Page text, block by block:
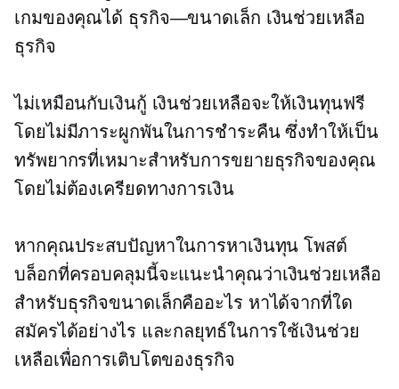
เกมของคุณได้ ธุรกิจ—ขนาดเล็ก เงินช่วยเหลือ
ธุรกิจ
ไม่เหมือนกับเงินกู้ เงินช่วยเหลือจะให้เงินทุนฟรี
โดยไม่มีภาระผูกพันในการชำระคืน ซึ่งทำให้เป็น
ทรัพยากรที่เหมาะสำหรับการขยายธุรกิจของคุณ
โดยไม่ต้องเครียดทางการเงิน
หากคุณประสบปัญหาในการหาเงินทุน โพสต์
บล็อกที่ครอบคลุมนี้จะแนะนำคุณว่าเงินช่วยเหลือ
สำหรับธุรกิจขนาดเล็กคืออะไร หาได้จากที่ใด
สมัครได้อย่างไร และกลยุทธ์ในการใช้เงินช่วย
เหลือเพื่อการเติบโตของธุรกิจ